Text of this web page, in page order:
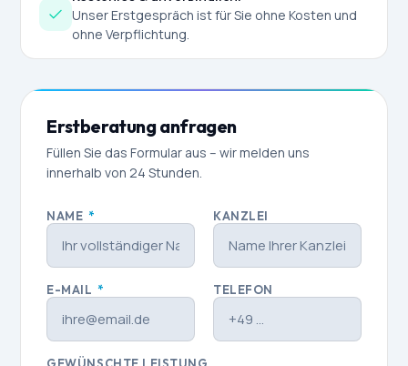
Unser Erstgespräch ist für Sie ohne Kosten und
ohne Verpflichtung.
Erstberatung anfragen
Füllen Sie das Formular aus – wir melden uns
innerhalb von 24 Stunden.
NAME * KANZLEI
E-MAIL * TELEFON
GEWÜNSCHTE LEISTUNG